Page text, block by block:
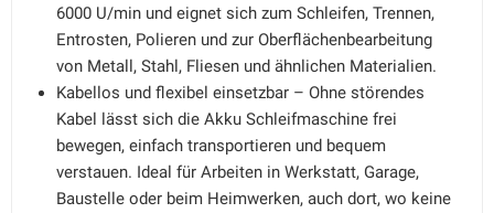
6000 U/min und eignet sich zum Schleifen, Trennen,
Entrosten, Polieren und zur Oberflächenbearbeitung
von Metall, Stahl, Fliesen und ähnlichen Materialien.
Kabellos und flexibel einsetzbar – Ohne störendes
Kabel lässt sich die Akku Schleifmaschine frei
bewegen, einfach transportieren und bequem
verstauen. Ideal für Arbeiten in Werkstatt, Garage,
Baustelle oder beim Heimwerken, auch dort, wo keine